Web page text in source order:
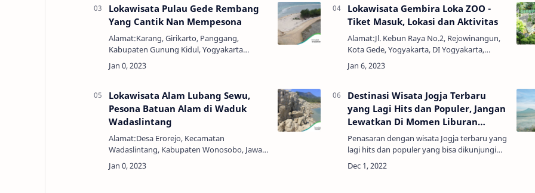
Lokawisata Pulau Gede Rembang
Yang Cantik Nan Mempesona
Alamat:Karang, Girikarto, Panggang,
Kabupaten Gunung Kidul, Yogyakarta
55872Jam Buka:24 JamHarga
Tiket:GratisPulau Gede adalah daratan di
berpe…
Lokawisata Gembira Loka ZOO -
Tiket Masuk, Lokasi dan Aktivitas
Alamat:Jl. Kebun Raya No.2, Rejowinangun,
Kota Gede, Yogyakarta, DI Yogyakarta,
Indonesia, 55171Jam Buka:08.30 - 16.00
WIBTelepon:0274373861 -
Lokawisata Alam Lubang Sewu,
Pesona Batuan Alam di Waduk
Wadaslintang
Alamat:Desa Erorejo, Kecamatan
Wadaslintang, Kabupaten Wonosobo, Jawa
Tengah 56365Jam Buka:24 JamHarga
Tiket:Rp. 5.000,00Lubang Sewu atau memiliki
Destinasi Wisata Jogja Terbaru
yang Lagi Hits dan Populer, Jangan
Lewatkan Di Momen Liburan
Berikutnya
Penasaran dengan wisata Jogja terbaru yang
lagi hits dan populer yang bisa dikunjungi
bersama dengan keluarga? Kalau belum,
simak dulu yuk destinasi wisata Jogja yang